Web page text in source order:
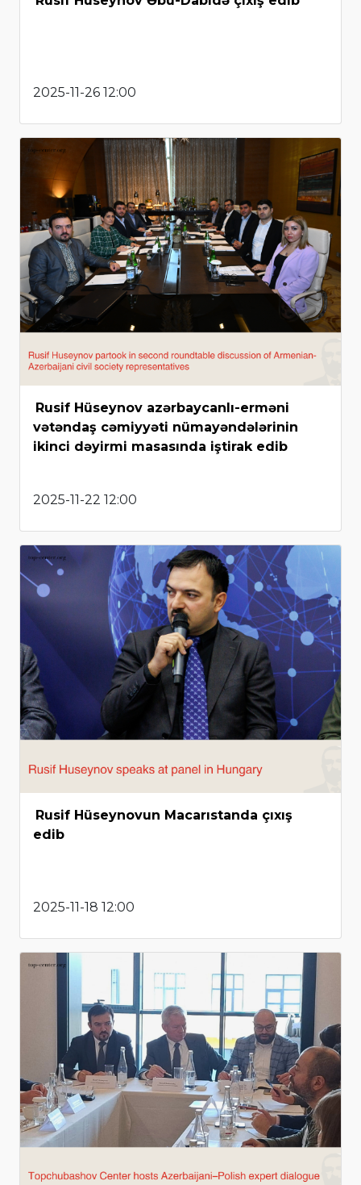
2025-11-26 12:00
Rusif Hüseynov azərbaycanlı-erməni
vətəndaş cəmiyyəti nümayəndələrinin
ikinci dəyirmi masasında iştirak edib
2025-11-22 12:00
Rusif Hüseynovun Macarıstanda çıxış
edib
2025-11-18 12:00